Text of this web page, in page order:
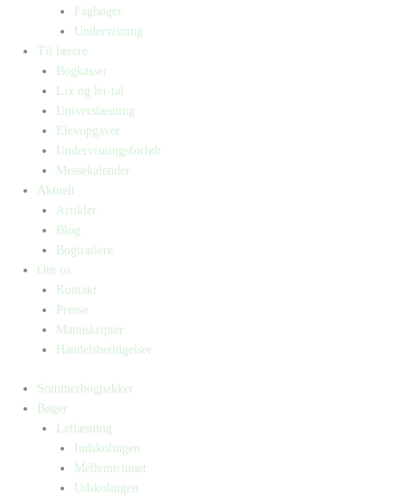
Fagbøger
Undervisning
Til lærere
Bogkasser
Lix og let-tal
Universlæsning
Elevopgaver
Undervisningsforløb
Messekalender
Aktuelt
Artikler
Blog
Bogtrailere
Om os
Kontakt
Presse
Manuskripter
Handelsbetingelser
Sommerbogpakker
Bøger
Letlæsning
Indskolingen
Mellemtrinnet
Udskolingen